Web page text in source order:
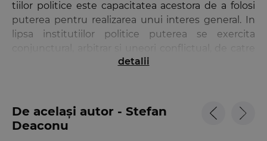
tiilor politice este capacitatea acestora de a folosi
puterea pentru realizarea unui interes general. In
lipsa institutiilor politice puterea se exercita
conjunctural, arbitrar si uneori conflictual, de catre
indivizi. Adevarata natura a institutiilor politice
viata si interesele cetatenilor.
Necesitatea unei noi editii a cursului a fost impusa
detalii
De același autor - Stefan
Deaconu